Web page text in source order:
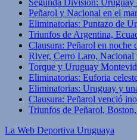
Peñarol y Nacional en el
Eliminatorias: Puntazo de
Triunfos de Argentina,
Clausura: Peñarol en
River, Cerro Laro, Nacional
Torque y Uruguay
Eliminatorias: Euforia
Eliminatorias: Uruguay y
Clausura: Peñarol venció
Triunfos de Peñarol,
La Web Deportiva Uruguaya